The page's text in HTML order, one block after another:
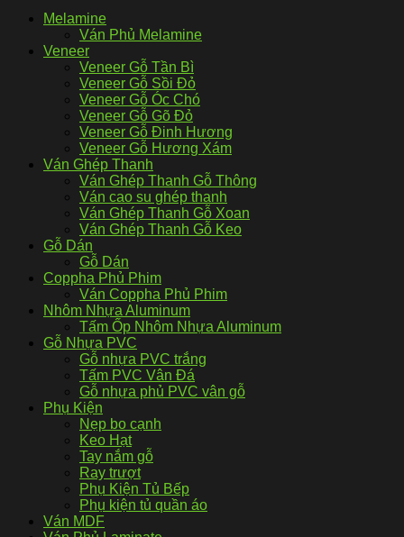
Melamine
Ván Phủ Melamine
Veneer
Veneer Gỗ Tần Bì
Veneer Gỗ Sồi Đỏ
Veneer Gỗ Óc Chó
Veneer Gỗ Gõ Đỏ
Veneer Gỗ Đinh Hương
Veneer Gỗ Hương Xám
Ván Ghép Thanh
Ván Ghép Thanh Gỗ Thông
Ván cao su ghép thanh
Ván Ghép Thanh Gỗ Xoan
Ván Ghép Thanh Gỗ Keo
Gỗ Dán
Gỗ Dán
Coppha Phủ Phim
Ván Coppha Phủ Phim
Nhôm Nhựa Aluminum
Tấm Ốp Nhôm Nhựa Aluminum
Gỗ Nhựa PVC
Gỗ nhựa PVC trắng
Tấm PVC Vân Đá
Gỗ nhựa phủ PVC vân gỗ
Phụ Kiện
Nẹp bo cạnh
Keo Hạt
Tay nắm gỗ
Ray trượt
Phụ Kiện Tủ Bếp
Phụ kiện tủ quần áo
Ván MDF